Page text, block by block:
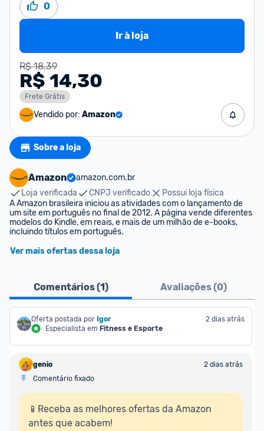
0
Ir à loja
R$ 18,39
R$ 14,30
Frete Grátis
Vendido por: Amazon
Sobre a loja
Amazon
amazon.com.br
Loja verificada
CNPJ verificado
Possui loja física
A Amazon brasileira iniciou as atividades com o lançamento de
um site em português no final de 2012. A página vende diferentes
modelos do Kindle, em reais, e mais de um milhão de e-books,
incluindo títulos em português.
Ver mais ofertas dessa loja
Comentários (1) Avaliações (0)
Oferta postada por Igor
Especialista em Fitness e Esporte
2 dias atrás
genio
2 dias atrás
Comentário fixado
📱Receba as melhores ofertas da Amazon
antes que acabem!